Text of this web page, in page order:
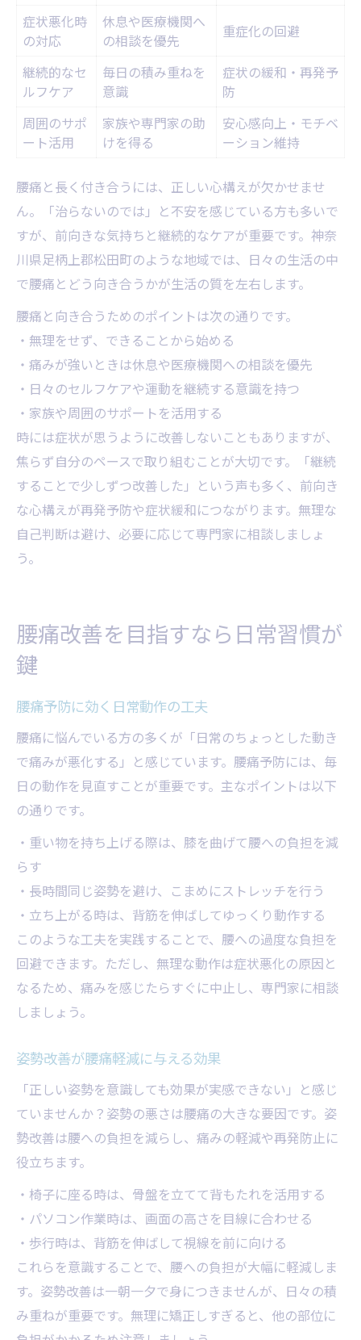
症状悪化時
の対応
休息や医療機関へ
の相談を優先
重症化の回避
継続的なセ
ルフケア
毎日の積み重ねを
意識
症状の緩和・再発予
防
周囲のサポ
ート活用
家族や専門家の助
けを得る
安心感向上・モチベ
ーション維持
腰痛と長く付き合うには、正しい心構えが欠かせませ
ん。「治らないのでは」と不安を感じている方も多いで
すが、前向きな気持ちと継続的なケアが重要です。神奈
川県足柄上郡松田町のような地域では、日々の生活の中
で腰痛とどう向き合うかが生活の質を左右します。
腰痛と向き合うためのポイントは次の通りです。
・無理をせず、できることから始める
・痛みが強いときは休息や医療機関への相談を優先
・日々のセルフケアや運動を継続する意識を持つ
・家族や周囲のサポートを活用する
時には症状が思うように改善しないこともありますが、
焦らず自分のペースで取り組むことが大切です。「継続
することで少しずつ改善した」という声も多く、前向き
な心構えが再発予防や症状緩和につながります。無理な
自己判断は避け、必要に応じて専門家に相談しましょ
う。
腰痛改善を目指すなら日常習慣が
鍵
腰痛予防に効く日常動作の工夫
腰痛に悩んでいる方の多くが「日常のちょっとした動き
で痛みが悪化する」と感じています。腰痛予防には、毎
日の動作を見直すことが重要です。主なポイントは以下
の通りです。
・重い物を持ち上げる際は、膝を曲げて腰への負担を減
らす
・長時間同じ姿勢を避け、こまめにストレッチを行う
・立ち上がる時は、背筋を伸ばしてゆっくり動作する
このような工夫を実践することで、腰への過度な負担を
回避できます。ただし、無理な動作は症状悪化の原因と
なるため、痛みを感じたらすぐに中止し、専門家に相談
しましょう。
姿勢改善が腰痛軽減に与える効果
「正しい姿勢を意識しても効果が実感できない」と感じ
ていませんか？姿勢の悪さは腰痛の大きな要因です。姿
勢改善は腰への負担を減らし、痛みの軽減や再発防止に
役立ちます。
・椅子に座る時は、骨盤を立てて背もたれを活用する
・パソコン作業時は、画面の高さを目線に合わせる
・歩行時は、背筋を伸ばして視線を前に向ける
これらを意識することで、腰への負担が大幅に軽減しま
す。姿勢改善は一朝一夕で身につきませんが、日々の積
み重ねが重要です。無理に矯正しすぎると、他の部位に